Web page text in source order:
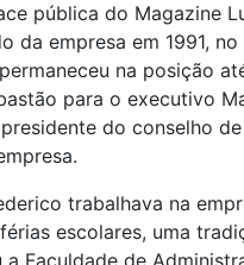
pública do Magazine
da empresa em 1991,
na posição
para o executivo
do conselho de
trabalhava na
escolares, uma
a Faculdade de